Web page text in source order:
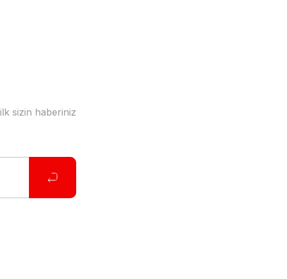
sizin haberiniz